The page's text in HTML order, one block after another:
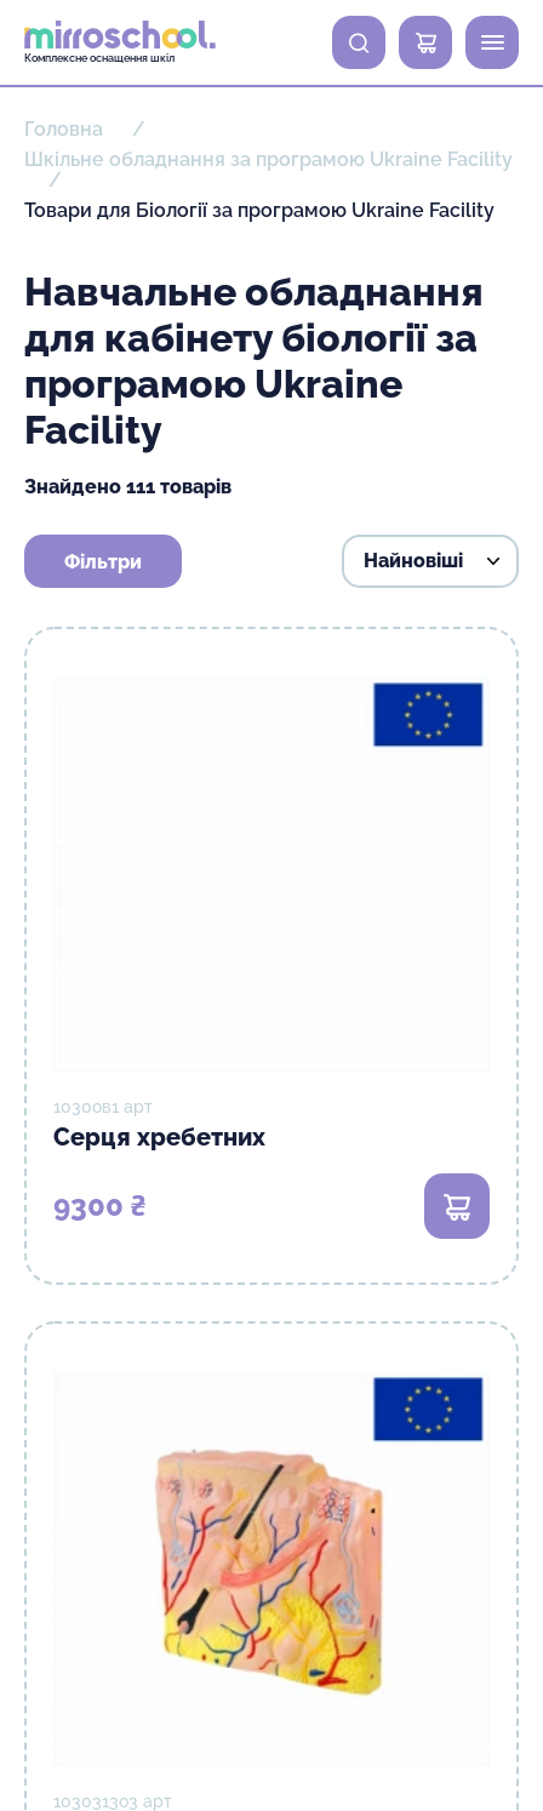
Комплексне оснащення шкіл
0
Головна
Шкільне обладнання за програмою Ukraine Facility
Товари для Біології за програмою Ukraine Facility
Навчальне обладнання
для кабінету біології за
програмою Ukraine
Facility
Знайдено 111 товарів
Фільтри
1030ов1 арт
Серця хребетних
9300 ₴
1030313о3 арт